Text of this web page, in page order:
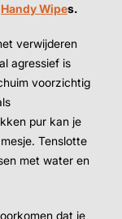
Handy Wipes.
verwijderen
agressief is
voorzichtig
pur kan je
Tenslotte
met water en
dat je